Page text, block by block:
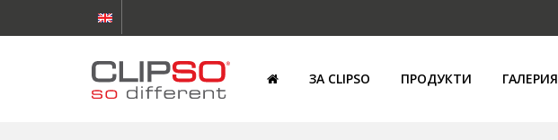
ЗА CLIPSO ПРОДУКТИ ГАЛЕРИЯ